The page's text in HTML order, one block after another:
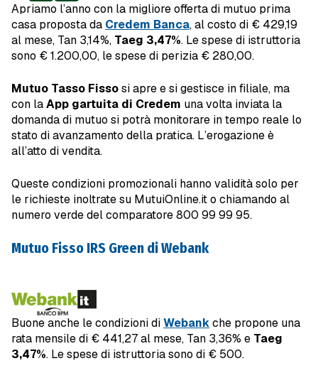
Apriamo l’anno con la migliore offerta di mutuo prima
casa proposta da Credem Banca, al costo di € 429,19
al mese, Tan 3,14%, Taeg 3,47%. Le spese di istruttoria
sono € 1.200,00, le spese di perizia € 280,00.
Mutuo Tasso Fissosi apre e si gestisce in filiale, ma
con laApp gartuita di Credem una volta inviata la
domanda di mutuo si potrà monitorare in tempo reale lo
stato di avanzamento della pratica. L’erogazione è
all’atto di vendita.
Queste condizioni promozionali hanno validità solo per
le richieste inoltrate su MutuiOnline.it o chiamando al
numero verde del comparatore 800 99 99 95.
Mutuo Fisso IRS Green di Webank
Buone anche le condizioni diWebankche propone una
rata mensile di € 441,27 al mese, Tan 3,36% e Taeg
3,47%. Le spese di istruttoria sono di € 500.